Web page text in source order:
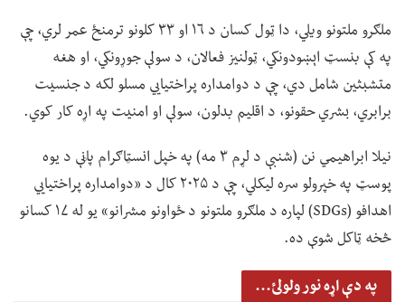
ملګرو ملتونو ویلي، دا ټول کسان د ۱۶ او ۳۳ کلونو ترمنځ عمر لري، چې
په کې بنسټ اېښودونکي، ټولنیز فعالان، د سولې جوړونکي، او هغه
متشبثین شامل دي، چې د دوامداره پراختیايي مسلو لکه د جنسیت
برابري، بشري حقونو، د اقلیم بدلون، سولې او امنیت په اړه کار کوي.
نیلا ابراهیمي نن (شنبې د لړم ۳ مه) په خپل انسټاګرام پاڼې د یوه
پوسټ په خپرولو سره لیکلي، چې د ۲۰۲۵ کال د «دوامداره پراختیايي
اهدافو (SDGs) لپاره د ملګرو ملتونو د ځواونو مشرانو» یو له ۱۷ کسانو
څخه ټاکل شوې ده.
په دې اړه نور ولولئ...